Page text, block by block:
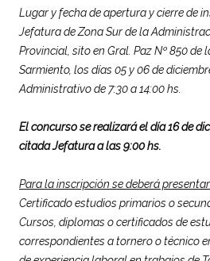
Lugar y fecha de apertura y cierre de
Jefatura de Zona Sur de la
Provincial, sito en Gral. Paz Nº 850 de
Sarmiento, los días 05 y 06 de
Administrativo de 7:30 a 14:00 hs.
El concurso se realizará el día 16 de
citada Jefatura a las 9:00 hs.
Para la inscripción se deberá
Certificado estudios primarios o
Cursos, diplomas o certificados de
correspondientes a tornero o técnico